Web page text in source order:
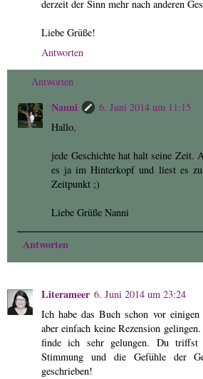
derzeit der Sinn mehr nach anderen
Liebe Grüße!
Antworten
Antworten
Nanni
6. Juni 2014 um 11:15
Hallo,
jede Geschichte hat halt seine Zeit.
es ja im Hinterkopf und liest es zu
Zeitpunkt ;)
Liebe Grüße Nanni
Antworten
Literameer 6. Juni 2014 um 23:24
Ich habe das Buch schon vor
aber einfach keine Rezension
finde ich sehr gelungen. Du
Stimmung und die Gefühle der
geschrieben!